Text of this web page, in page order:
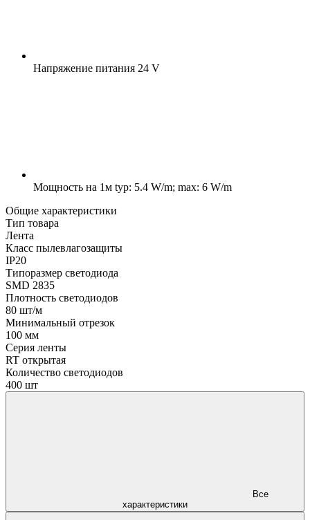
Напряжение питания 24 V
Мощность на 1м typ: 5.4 W/m; max: 6 W/m
Общие характеристики
Тип товара
Лента
Класс пылевлагозащиты
IP20
Типоразмер светодиода
SMD 2835
Плотность светодиодов
80 шт/м
Минимальный отрезок
100 мм
Серия ленты
RT открытая
Количество светодиодов
400 шт
характеристики